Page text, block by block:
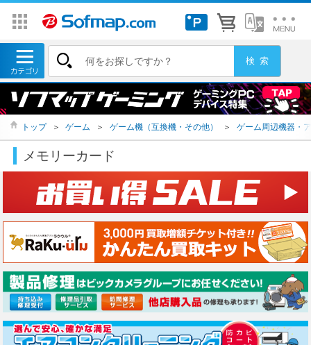
トップ ＞ ゲーム ＞ ゲーム機（互換機・その他） ＞ ゲーム周辺機器・
メモリーカード